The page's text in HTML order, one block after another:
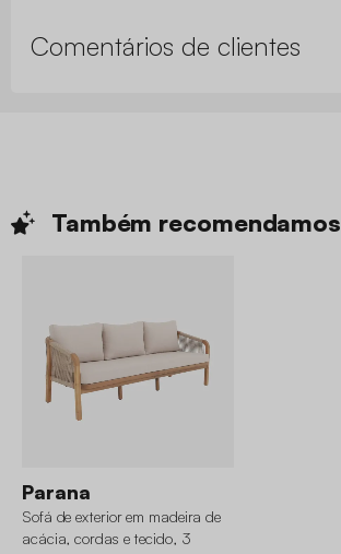
Comentários de clientes
Também recomendamos
Parana
Sofá de exterior em madeira de
acácia, cordas e tecido, 3